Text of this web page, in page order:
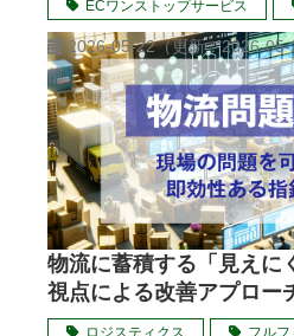
ECワンストップサービス
2026-05-22（更新：2026-05-
部
物流に蓄積する「見えに
視点による改善アプロー
ロジスティクス フルフ